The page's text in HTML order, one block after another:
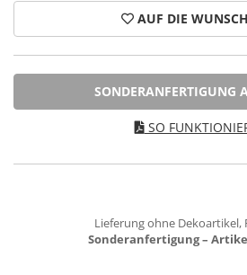
AUF DIE
SONDERANFERTIGUNG
SO
Lieferung ohne
Sonderanfertigung –